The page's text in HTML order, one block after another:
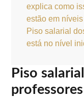
explica como
estão em
Piso salarial
está no nível
Piso